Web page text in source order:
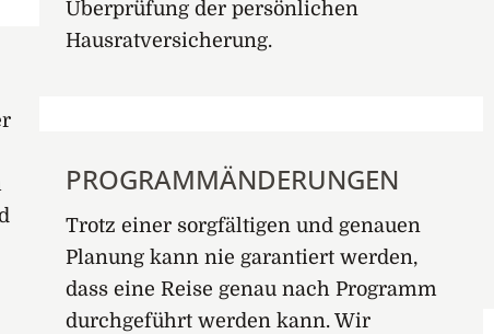
Überprüfung der persönlichen
Hausratversicherung.
PROGRAMMÄNDERUNGEN
Trotz einer sorgfältigen und genauen
Planung kann nie garantiert werden,
dass eine Reise genau nach Programm
durchgeführt werden kann. Wir